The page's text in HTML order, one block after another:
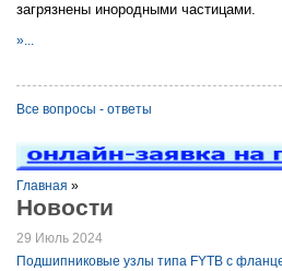
загрязнены инородными частицами.
»...
Все вопросы - ответы
Главная »
Новости
29 Июль 2024
Подшипниковые узлы типа FYTB с